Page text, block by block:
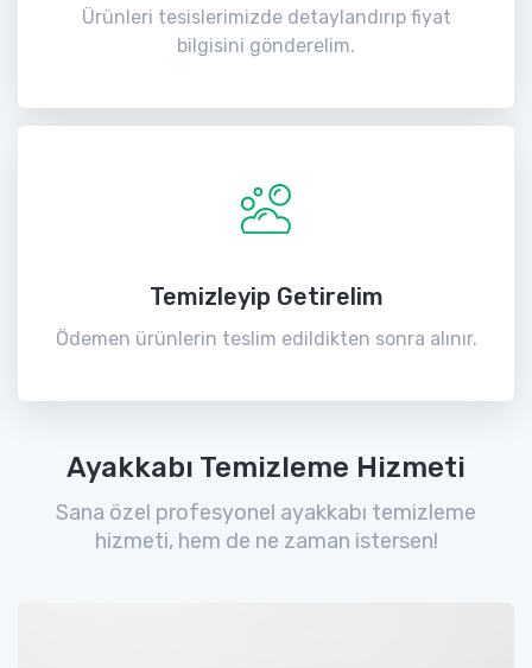
Ürünleri tesislerimizde detaylandırıp fiyat
bilgisini gönderelim.
Temizleyip Getirelim
Ödemen ürünlerin teslim edildikten sonra alınır.
Ayakkabı Temizleme Hizmeti
Sana özel profesyonel ayakkabı temizleme
hizmeti, hem de ne zaman istersen!